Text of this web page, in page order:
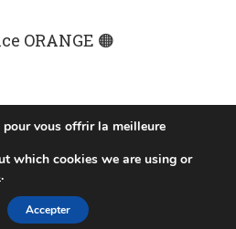
ORANGE 🟠​
Mairie de Huttendorf
PLAN DU SITE
RÉALISÉ PAR WEB67
vous offrir la meilleure
which cookies we are using or
.
Accepter